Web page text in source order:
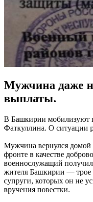
Мужчина даже
выплаты.
В Башкирии мобилизуют
Фаткуллина. О ситуации
Мужчина вернулся домой
фронте в качестве
военнослужащий
жителя Башкирии — трое
супруги, которых он не
вручения повестки.